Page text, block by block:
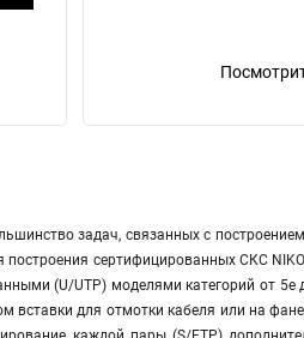
задач, связанных с
сертифицированных СКС
(U/UTP) моделями категорий от
вставки для отмотки кабеля или на